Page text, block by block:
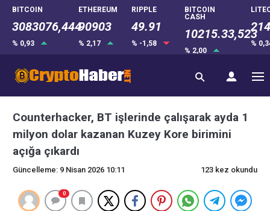
BITCOIN
3083076,444
% 0,93
ETHEREUM
90903
% 2,17
RIPPLE
49.91
% -1,58
BITCOIN
CASH
10215.33,523
% 2,00
%
Counterhacker, BT işlerinde çalışarak ayda 1
milyon dolar kazanan Kuzey Kore birimini
açığa çıkardı
Güncelleme: 9 Nisan 2026 10:11 123 kez okundu
0